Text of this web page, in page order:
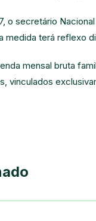
o secretário
medida terá reflexo
mensal bruta
vinculados